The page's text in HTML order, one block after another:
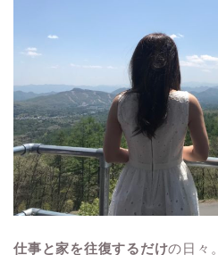
仕事と家を往復するだけの日々。